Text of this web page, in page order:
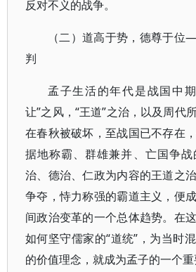
反对不义的战争。
（二）道高于势，德尊于
判
孟子生活的年代是战国中
让”之风，“王道”之治，以及周代
在春秋被破坏，至战国已不存在
据地称霸、群雄兼并、亡国争
治、德治、仁政为内容的王道之
争夺，恃力称强的霸道主义，便
间政治变革的一个总体趋势。在
如何坚守儒家的“道统”，为当时
的价值理念，就成为孟子的一个重